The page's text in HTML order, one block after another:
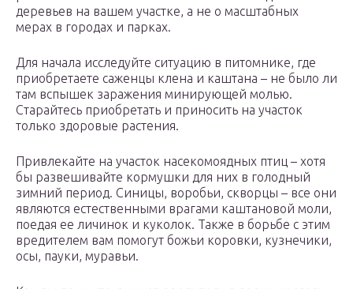
деревьев на вашем участке, а не о масштабных
мерах в городах и парках.
Для начала исследуйте ситуацию в питомнике, где
приобретаете саженцы клена и каштана – не было ли
там вспышек заражения минирующей молью.
Старайтесь приобретать и приносить на участок
только здоровые растения.
Привлекайте на участок насекомоядных птиц – хотя
бы развешивайте кормушки для них в голодный
зимний период. Синицы, воробьи, скворцы – все они
являются естественными врагами каштановой моли,
поедая ее личинок и куколок. Также в борьбе с этим
вредителем вам помогут божьи коровки, кузнечики,
осы, пауки, муравьи.